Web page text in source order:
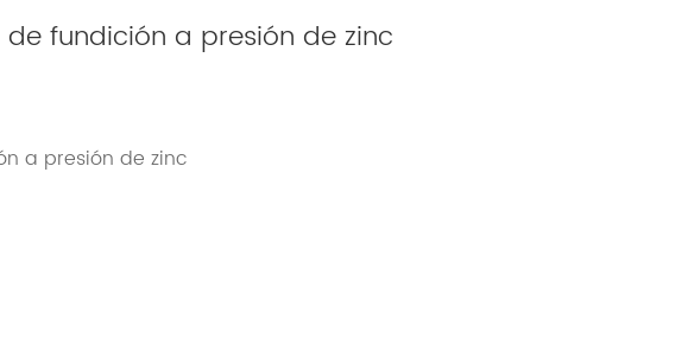
fundición a presión de zinc
a presión de zinc